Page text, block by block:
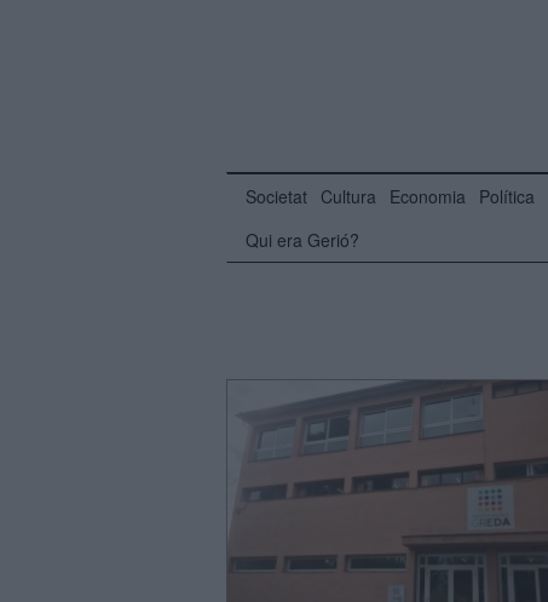
Societat Cultura Economia Política
Qui era Gerió?